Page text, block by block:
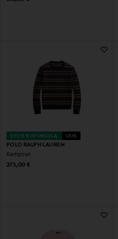
EELIS KUPONGIGA UUS
POLO RALPH LAUREN
Kampsun
Original Price
275,00 €